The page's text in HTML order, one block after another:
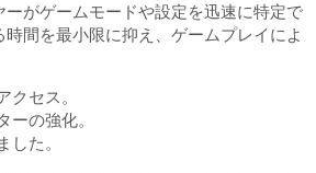
がゲームモードや設定を迅速に特定で
間を最小限に抑え、ゲームプレイによ
セス。
の強化。
た。